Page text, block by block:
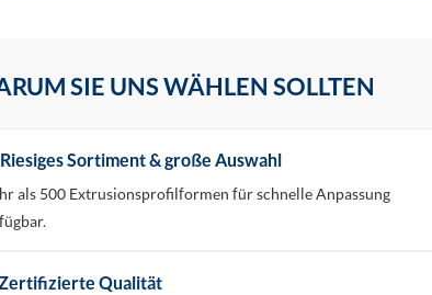
SIE UNS WÄHLEN SOLLTEN
Sortiment & große Auswahl
als 500 Extrusionsprofilformen für schnelle Anpassung
Qualität